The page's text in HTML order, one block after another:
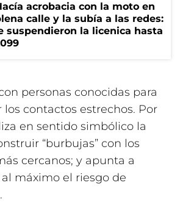
acrobacia con la moto en
calle y la subía a las redes:
suspendieron la licenica hasta
personas conocidas para
contactos estrechos. Por
en sentido simbólico la
“burbujas” con los
cercanos; y apunta a
máximo el riesgo de